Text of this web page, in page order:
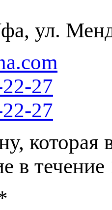
ул.
в